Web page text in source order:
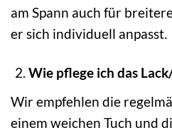
am Spann auch für
er sich individuell anpasst.
Wie pflege ich das
Wir empfehlen die
einem weichen Tuch und